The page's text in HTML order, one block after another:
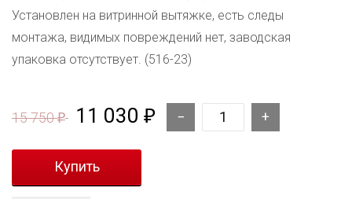
Установлен на витринной вытяжке, есть следы
монтажа, видимых повреждений нет, заводская
упаковка отсутствует. (516-23)
15 750₽ 11 030 ₽